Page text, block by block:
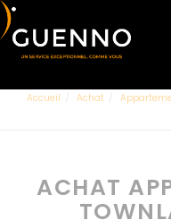
Accueil Achat
ACHAT